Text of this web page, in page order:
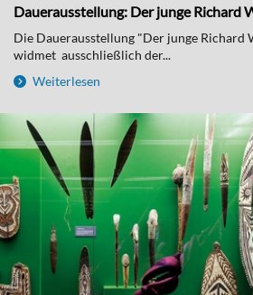
Dauerausstellung: Der junge Richard
Die Dauerausstellung "Der junge Richard
widmet ausschließlich der...
Weiterlesen